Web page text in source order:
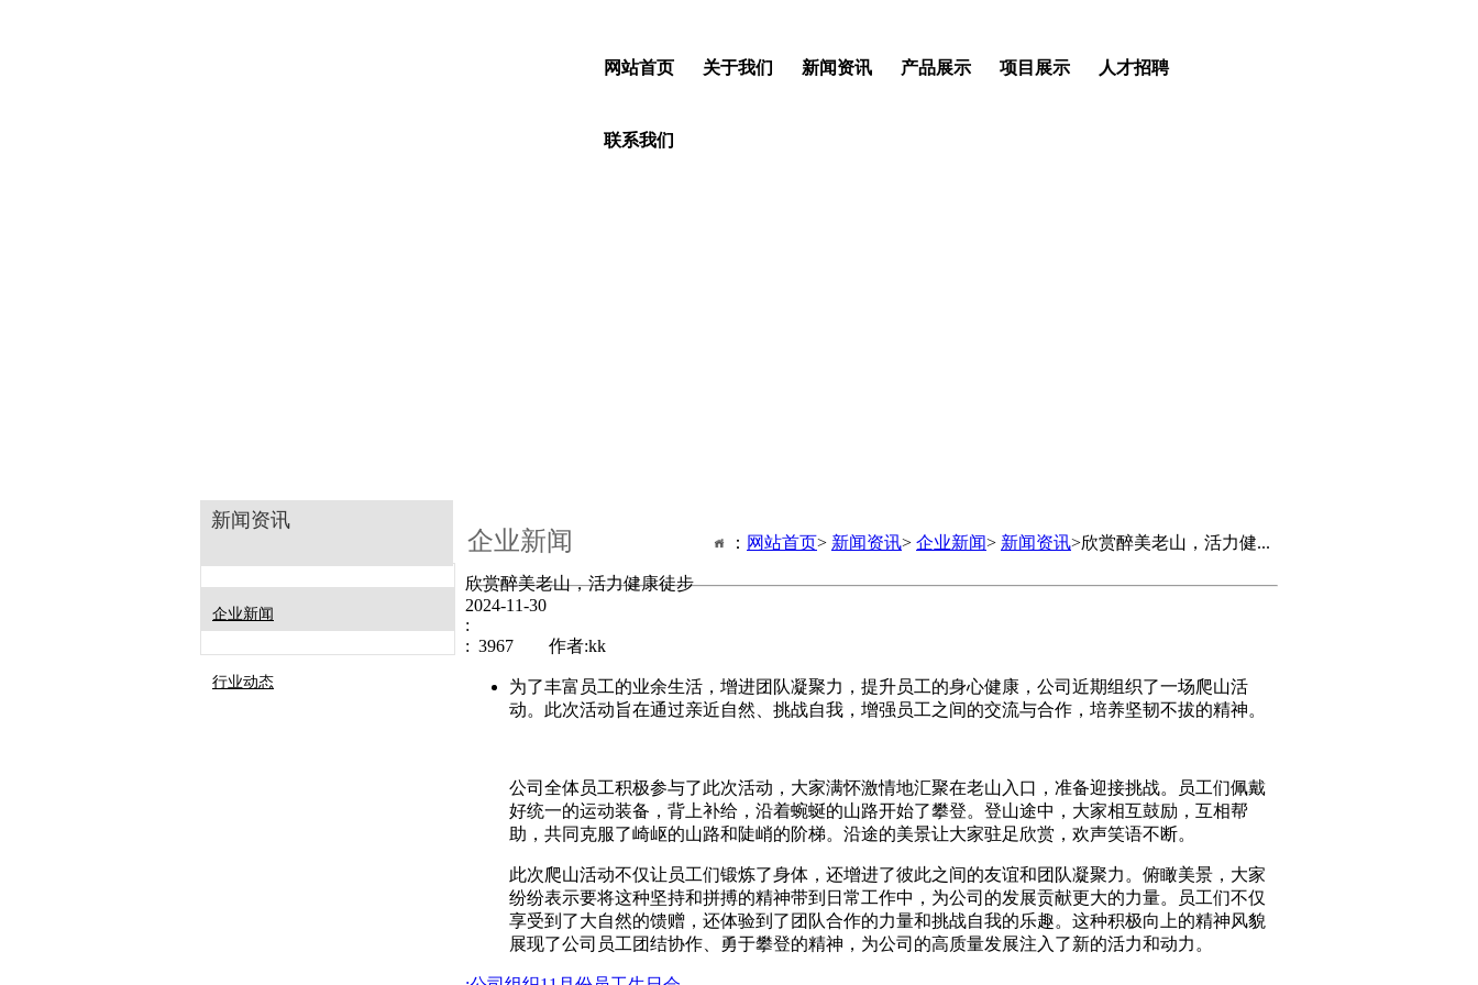
网站首页 关于我们 新闻资讯 产品展示 项目展示 人才招聘
联系我们
新闻资讯
企业新闻
行业动态
企业新闻 ： 网站首页> 新闻资讯> 企业新闻> 新闻资讯>欣赏醉美老山，活力健...
欣赏醉美老山，活力健康徒步
2024-11-30
:
: 3967 作者:kk
为了丰富员工的业余生活，增进团队凝聚力，提升员工的身心健康，公司近期组织了一场爬山活
动。此次活动旨在通过亲近自然、挑战自我，增强员工之间的交流与合作，培养坚韧不拔的精神。
公司全体员工积极参与了此次活动，大家满怀激情地汇聚在老山入口 ，准备迎接挑战。员工们佩戴
好统一的运动装备， 背上补给， 沿着蜿蜒的山路开始了攀登。登山途中，大家相互鼓励，互相帮
助，共同克服了崎岖的山路和陡峭的阶梯。沿途的美景让大家驻足欣赏，欢声笑语不断。
此次爬山活动不仅让员工们锻炼了身体，还增进了彼此之间的友谊和团队凝聚力。俯瞰美景，大家
纷纷表示要将这种坚持和拼搏的精神带到日常工作中，为公司的发展贡献更大的力量。员工们不仅
享受到了大自然的馈赠，还体验到了团队合作的力量和挑战自我的乐趣。这种积极向上的精神风貌
展现了公司员工团结协作、勇于攀登的精神，为公司的高质量发展注入了新的活力和动力。